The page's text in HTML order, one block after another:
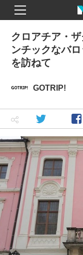
GOTRIP!
クロアチア・
ンチックなバ
を訪ねて